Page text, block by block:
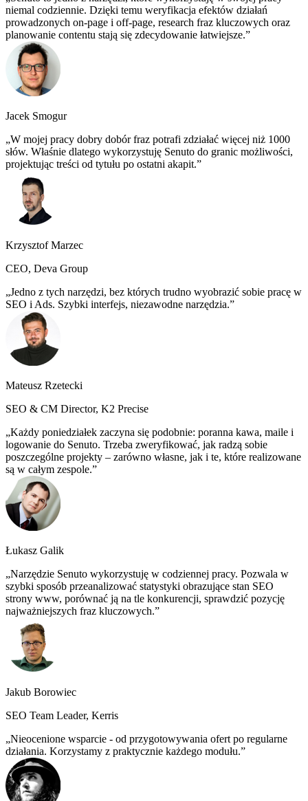
niemal codziennie. Dzięki temu weryfikacja efektów działań
prowadzonych on-page i off-page, research fraz kluczowych oraz
planowanie contentu stają się zdecydowanie łatwiejsze.
Jacek Smogur
W mojej pracy dobry dobór fraz potrafi zdziałać więcej niż 1000
słów. Właśnie dlatego wykorzystuję Senuto do granic możliwości,
projektując treści od tytułu po ostatni akapit.
Krzysztof Marzec
CEO, Deva Group
Jedno z tych narzędzi, bez których trudno wyobrazić sobie pracę w
SEO i Ads. Szybki interfejs, niezawodne narzędzia.
Mateusz Rzetecki
SEO & CM Director, K2 Precise
Każdy poniedziałek zaczyna się podobnie: poranna kawa, maile i
logowanie do Senuto. Trzeba zweryfikować, jak radzą sobie
poszczególne projekty – zarówno własne, jak i te, które realizowane
są w całym zespole.
Łukasz Galik
Narzędzie Senuto wykorzystuję w codziennej pracy. Pozwala w
szybki sposób przeanalizować statystyki obrazujące stan SEO
strony www, porównać ją na tle konkurencji, sprawdzić pozycję
najważniejszych fraz kluczowych.
Jakub Borowiec
SEO Team Leader, Kerris
Nieocenione wsparcie - od przygotowywania ofert po regularne
działania. Korzystamy z praktycznie każdego modułu.